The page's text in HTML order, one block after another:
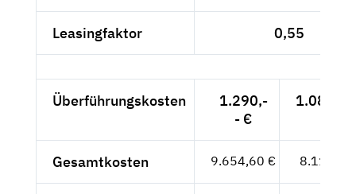
Leasingfaktor 0,55
Überführungskosten
1.290,-
- €
Gesamtkosten 9.654,60 € 8.113,11